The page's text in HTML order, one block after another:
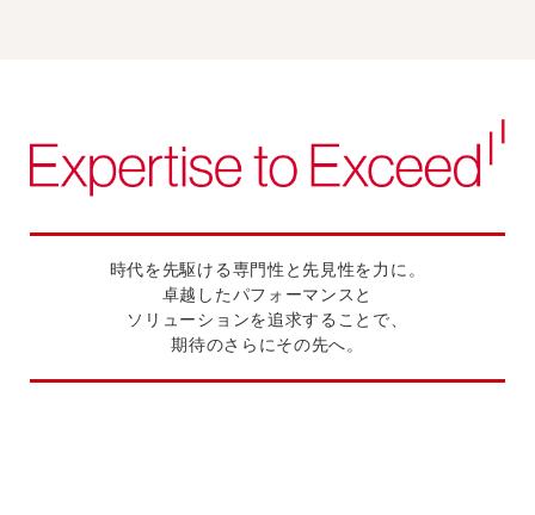
時代を先駆ける専門性と先見性を力に。
卓越したパフォーマンスと
ソリューションを追求することで、
期待のさらにその先へ。